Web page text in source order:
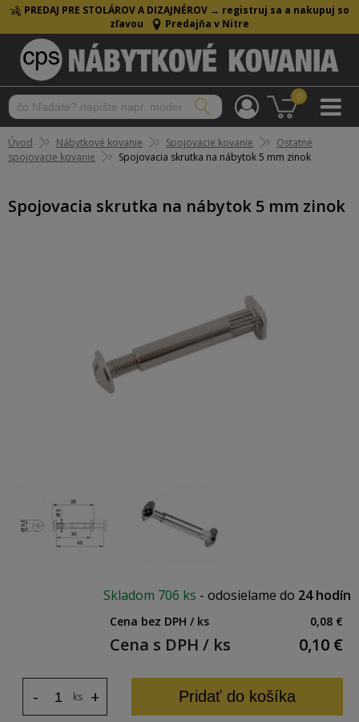
PREDAJ PRE STOLÁROV A DIZAJNÉROV → registruj sa a nakupuj so
zľavou
Predajňa v Nitre
0
Úvod Nábytkové kovanie Spojovacie kovanie
Ostatné
spojovacie kovanie
Spojovacia skrutka na nábytok 5 mm zinok
Spojovacia skrutka na nábytok 5 mm zinok
Skladom 706 ks - odosielame do 24 hodín
Cena bez DPH / ks 0,08 €
Cena s DPH / ks 0,10 €
ks +
- Pridať do košíka